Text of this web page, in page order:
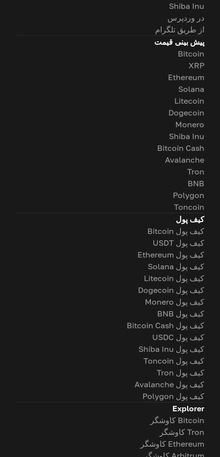
Shiba Inu
در وردپرس
از طریق تلگرام
پیش بینی قیمت
Bitcoin
XRP
Ethereum
Solana
Litecoin
Dogecoin
Monero
Shiba Inu
Bitcoin Cash
Avalanche
Tron
BNB
Polygon
Toncoin
کیف پول
کیف پول Bitcoin
کیف پول USDT
کیف پول Ethereum
کیف پول Solana
کیف پول Litecoin
کیف پول Dogecoin
کیف پول Monero
کیف پول BNB
کیف پول Bitcoin Cash
کیف پول USDC
کیف پول Shiba Inu
کیف پول Toncoin
کیف پول Tron
کیف پول Avalanche
کیف پول Polygon
Explorer
Bitcoin کاوشگر
Tron کاوشگر
Ethereum کاوشگر